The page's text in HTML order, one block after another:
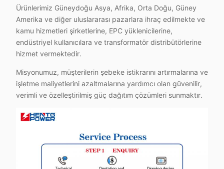
Ürünlerimiz Güneydoğu Asya, Afrika, Orta Doğu, Güney
Amerika ve diğer uluslararası pazarlara ihraç edilmekte ve
kamu hizmetleri şirketlerine, EPC yüklenicilerine,
endüstriyel kullanıcılara ve transformatör distribütörlerine
hizmet vermektedir.
Misyonumuz, müşterilerin şebeke istikrarını artırmalarına ve
işletme maliyetlerini azaltmalarına yardımcı olan güvenilir,
verimli ve özelleştirilmiş güç dağıtım çözümleri sunmaktır.